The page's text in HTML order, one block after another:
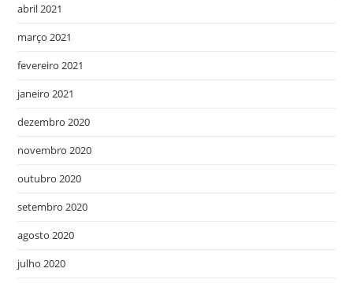
abril 2021
março 2021
fevereiro 2021
janeiro 2021
dezembro 2020
novembro 2020
outubro 2020
setembro 2020
agosto 2020
julho 2020